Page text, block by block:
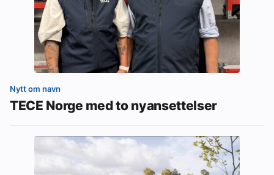
Nytt om navn
TECE Norge med to nyansettelser